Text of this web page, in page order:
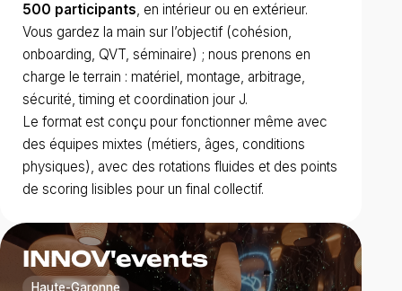
500 participants, en intérieur ou en extérieur.
Vous gardez la main sur l’objectif (cohésion,
onboarding, QVT, séminaire) ; nous prenons en
charge le terrain : matériel, montage, arbitrage,
sécurité, timing et coordination jour J.
Le format est conçu pour fonctionner même avec
des équipes mixtes (métiers, âges, conditions
physiques), avec des rotations fluides et des points
de scoring lisibles pour un final collectif.
INNOV'events
Haute-Garonne